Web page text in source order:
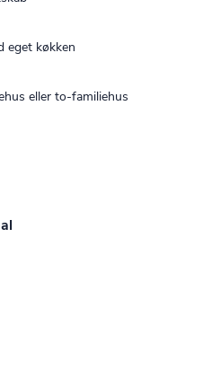
eget køkken
eller to-familiehus